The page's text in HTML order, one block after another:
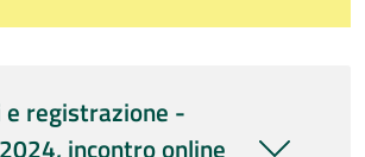
registrazione -
incontro online